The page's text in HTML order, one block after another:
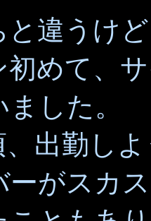
と違うけ
初めて、
した。
、出勤し
ーがスカ